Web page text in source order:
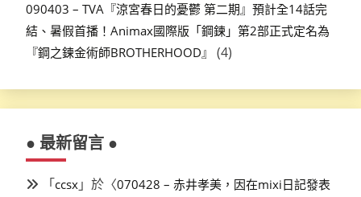
090403 – TVA『涼宮春日的憂鬱 第二期』預計全14話完
結、暑假首播！Animax國際版「鋼鍊」第2部正式定名為
『鋼之鍊金術師BROTHERHOOD』
(4)
● 最新留言 ●
「ccsx 」於〈070428 – 赤井孝美，因在mixi日記發表